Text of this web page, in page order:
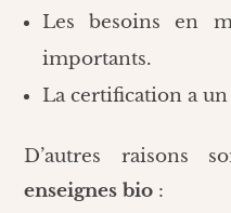
Les besoins en
importants.
La certification a un
D’autres raisons
enseignes bio :